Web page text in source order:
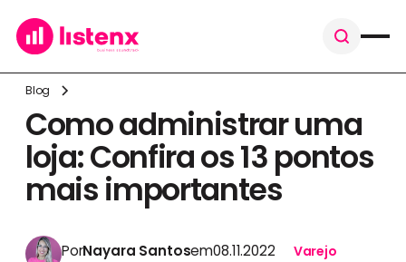
Blog
Como administrar uma
loja: Confira os 13 pontos
mais importantes
PorNayara Santosem08.11.2022 Varejo